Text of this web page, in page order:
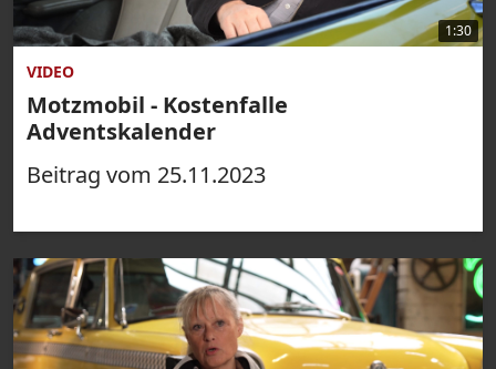
1:30
VIDEO
Motzmobil - Kostenfalle
Adventskalender
Beitrag vom 25.11.2023